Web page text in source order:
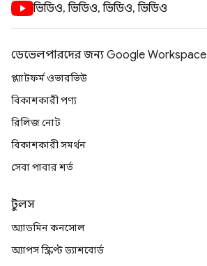
ভিডিও, ভিডিও, ভিডিও, ভিডিও
ডেভেলপারদের জন্য Google Workspace
প্ল্যাটফর্ম ওভারভিউ
বিকাশকারী পণ্য
রিলিজ নোট
বিকাশকারী সমর্থন
সেবা পাবার শর্ত
টুলস
অ্যাডমিন কনসোল
অ্যাপস স্ক্রিপ্ট ড্যাশবোর্ড